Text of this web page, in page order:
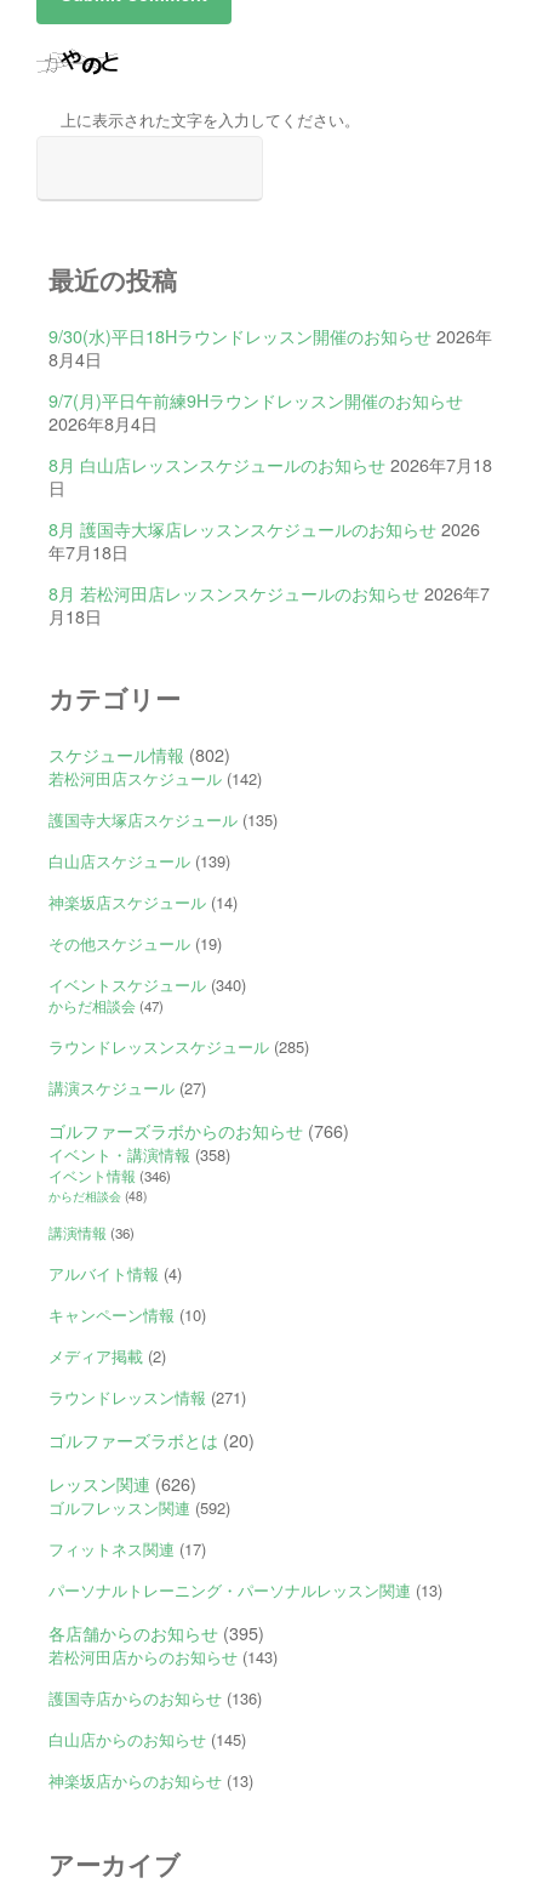
上に表示された文字を入力してください。
最近の投稿
9/30(水)平日18Hラウンドレッスン開催のお知らせ 2026年
8月4日
9/7(月)平日午前練9Hラウンドレッスン開催のお知らせ
2026年8月4日
8月 白山店レッスンスケジュールのお知らせ 2026年7月18
日
8月 護国寺大塚店レッスンスケジュールのお知らせ 2026
年7月18日
8月 若松河田店レッスンスケジュールのお知らせ 2026年7
月18日
カテゴリー
スケジュール情報 (802)
若松河田店スケジュール(142)
護国寺大塚店スケジュール(135)
白山店スケジュール(139)
神楽坂店スケジュール(14)
その他スケジュール(19)
イベントスケジュール(340)
からだ相談会(47)
ラウンドレッスンスケジュール(285)
講演スケジュール(27)
ゴルファーズラボからのお知らせ(766)
イベント・講演情報 (358)
イベント情報 (346)
からだ相談会(48)
講演情報 (36)
アルバイト情報 (4)
キャンペーン情報 (10)
メディア掲載(2)
ラウンドレッスン情報 (271)
ゴルファーズラボとは (20)
レッスン関連 (626)
ゴルフレッスン関連 (592)
フィットネス関連 (17)
パーソナルトレーニング・パーソナルレッスン関連 (13)
各店舗からのお知らせ(395)
若松河田店からのお知らせ(143)
護国寺店からのお知らせ(136)
白山店からのお知らせ(145)
神楽坂店からのお知らせ(13)
アーカイブ